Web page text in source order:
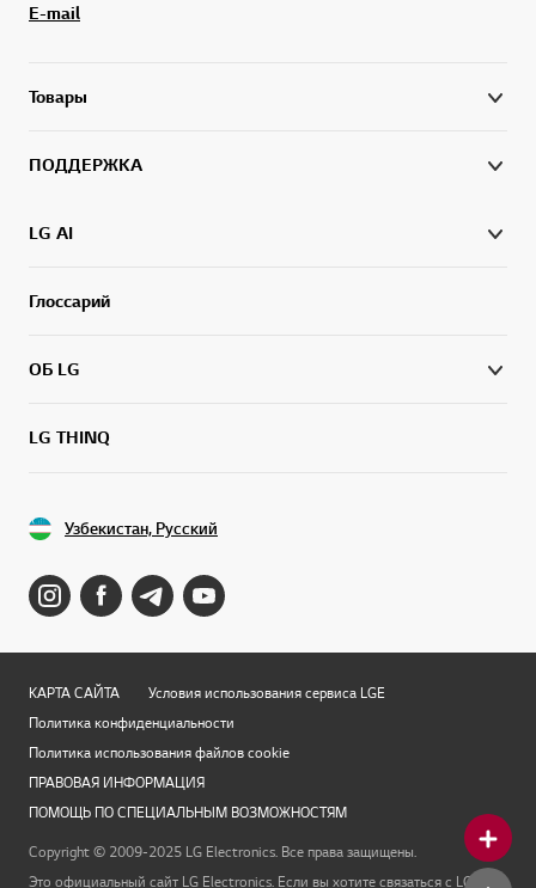
E-mail
Товары
ПОДДЕРЖКА
LG AI
Глоссарий
ОБ LG
LG THINQ
Узбекистан, Русский
КАРТА САЙТА
Условия использования сервиса LGE
Политика конфиденциальности
Политика использования файлов cookie
ПРАВОВАЯ ИНФОРМАЦИЯ
ПОМОЩЬ ПО СПЕЦИАЛЬНЫМ ВОЗМОЖНОСТЯМ
Copyright © 2009-2025 LG Electronics. Все права защищены.
Это официальный сайт LG Electronics. Если вы хотите связаться с LG